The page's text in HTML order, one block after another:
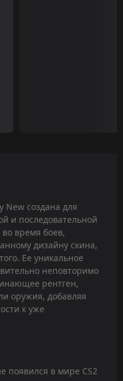
New создана для
и последовательной
время боев,
дизайну скина,
Ее уникальное
неповторимо
рентген,
оружия, добавляя
к уже
появился в мире CS2